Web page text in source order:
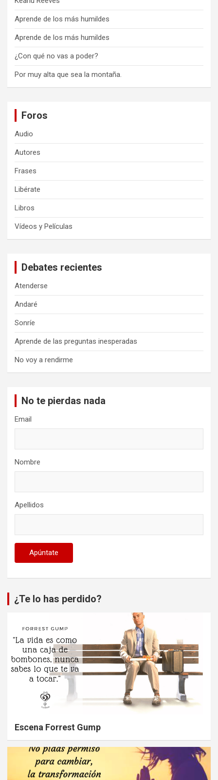
Aprende de los más humildes
Aprende de los más humildes
¿Con qué no vas a poder?
Por muy alta que sea la montaña.
Foros
Audio
Autores
Frases
Libérate
Libros
Vídeos y Películas
Debates recientes
Atenderse
Andaré
Sonríe
Aprende de las preguntas inesperadas
No voy a rendirme
No te pierdas nada
Email
Nombre
Apellidos
¿Te lo has perdido?
Escena Forrest Gump